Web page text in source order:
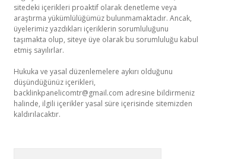
sitedeki içerikleri proaktif olarak denetleme veya
araştırma yükümlülüğümüz bulunmamaktadır. Ancak,
üyelerimiz yazdıkları içeriklerin sorumluluğunu
taşımakta olup, siteye üye olarak bu sorumluluğu kabul
etmiş sayılırlar.
Hukuka ve yasal düzenlemelere aykırı olduğunu
düşündüğünüz içerikleri,
backlinkpanelicomtr@gmail.com adresine bildirmeniz
halinde, ilgili içerikler yasal süre içerisinde sitemizden
kaldırılacaktır.